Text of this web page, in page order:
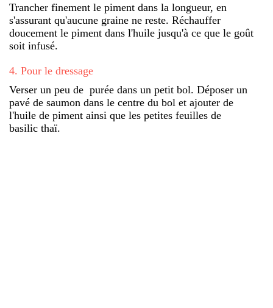
Trancher finement le piment dans la longueur, en
s'assurant qu'aucune graine ne reste. Réchauffer
doucement le piment dans l'huile jusqu'à ce que le goût
soit infusé.
4. Pour le dressage
Verser un peu de purée dans un petit bol. Déposer un
pavé de saumon dans le centre du bol et ajouter de
l'huile de piment ainsi que les petites feuilles de
basilic thaï.